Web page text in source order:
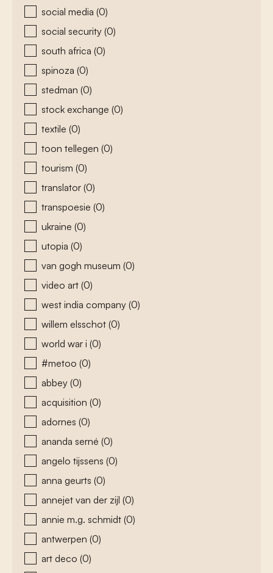
social media (0)
social security (0)
south africa (0)
spinoza (0)
stedman (0)
stock exchange (0)
textile (0)
toon tellegen (0)
tourism (0)
translator (0)
transpoesie (0)
ukraine (0)
utopia (0)
van gogh museum (0)
video art (0)
west india company (0)
willem elsschot (0)
world war i (0)
#metoo (0)
abbey (0)
acquisition (0)
adornes (0)
ananda serné (0)
angelo tijssens (0)
anna geurts (0)
annejet van der zijl (0)
annie m.g. schmidt (0)
antwerpen (0)
art deco (0)